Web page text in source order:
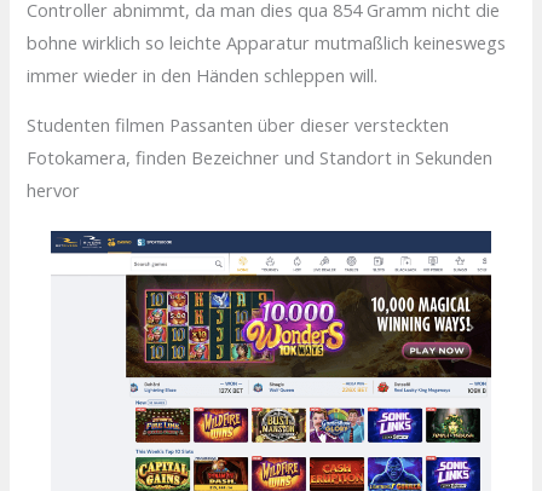
Controller abnimmt, da man dies qua 854 Gramm nicht die
bohne wirklich so leichte Apparatur mutmaßlich keineswegs
immer wieder in den Händen schleppen will.
Studenten filmen Passanten über dieser versteckten
Fotokamera, finden Bezeichner und Standort in Sekunden
hervor